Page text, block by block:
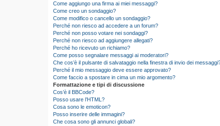
Come aggiungo una firma ai miei messaggi?
Come creo un sondaggio?
Come modifico o cancello un sondaggio?
Perché non riesco ad accedere a un forum?
Perché non posso votare nei sondaggi?
Perché non riesco ad aggiungere allegati?
Perché ho ricevuto un richiamo?
Come posso segnalare messaggi ai moderatori?
Che cos’è il pulsante di salvataggio nella finestra di invio dei
Perché il mio messaggio deve essere approvato?
Come faccio a spostare in cima un mio argomento?
Formattazione e tipi di discussione
Cos’è il BBCode?
Posso usare l’HTML?
Cosa sono le emoticon?
Posso inserire delle immagini?
Che cosa sono gli annunci globali?